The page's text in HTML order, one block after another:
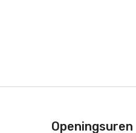
Openingsuren